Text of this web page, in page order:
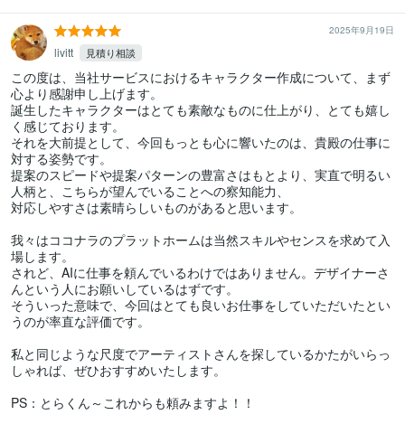
2025年9月19日
livitt 見積り相談
この度は、当社サービスにおけるキャラクター作成について、まず
心より感謝申し上げます。
誕生したキャラクターはとても素敵なものに仕上がり、とても嬉し
く感じております。
それを大前提として、今回もっとも心に響いたのは、貴殿の仕事に
対する姿勢です。
提案のスピードや提案パターンの豊富さはもとより、実直で明るい
人柄と、こちらが望んでいることへの察知能力、
対応しやすさは素晴らしいものがあると思います。
我々はココナラのプラットホームは当然スキルやセンスを求めて入
場します。
されど、AIに仕事を頼んでいるわけではありません。デザイナーさ
んという人にお願いしているはずです。
そういった意味で、今回はとても良いお仕事をしていただいたとい
うのが率直な評価です。
私と同じような尺度でアーティストさんを探しているかたがいらっ
しゃれば、ぜひおすすめいたします。
PS：とらくん～これからも頼みますよ！！